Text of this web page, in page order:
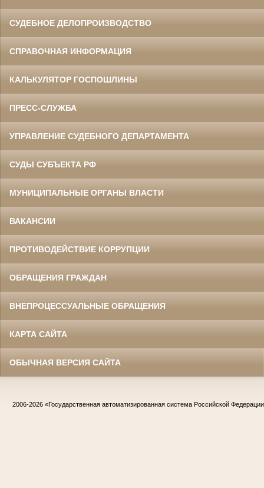
СУДЕБНОЕ ДЕЛОПРОИЗВОДСТВО
СПРАВОЧНАЯ ИНФОРМАЦИЯ
КАЛЬКУЛЯТОР ГОСПОШЛИНЫ
ПРЕСС-СЛУЖБА
УПРАВЛЕНИЕ СУДЕБНОГО ДЕПАРТАМЕНТА
СУДЫ СУБЪЕКТА РФ
МУНИЦИПАЛЬНЫЕ ОРГАНЫ ВЛАСТИ
ВАКАНСИИ
ПРОТИВОДЕЙСТВИЕ КОРРУПЦИИ
ОБРАЩЕНИЯ ГРАЖДАН
ВНЕПРОЦЕССУАЛЬНЫЕ ОБРАЩЕНИЯ
КАРТА САЙТА
ОБЫЧНАЯ ВЕРСИЯ САЙТА
2006-2026 «Государственная автоматизированная система Российской